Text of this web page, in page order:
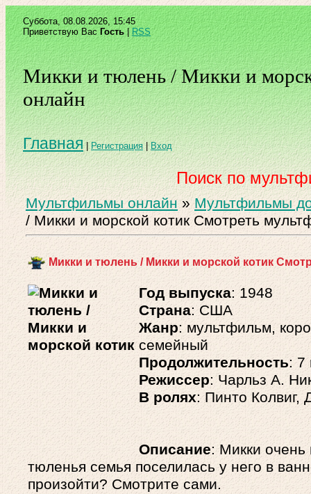
Суббота, 08.08.2026, 15:45
Приветствую Вас Гость| RSS
Микки и тюлень / Микки и
онлайн
Главная| Регистрация| Вход
Поиск по
Мультфильмы онлайн »Мультфильмы
/ Микки и морской котик Смотреть
Микки и тюлень / Микки и морской котик
Год выпуска: 1948
Страна: США
Жанр: мультфильм,
семейный
Продолжительность: 7
Режиссер: Чарльз А.
В ролях: Пинто
Описание: Микки
тюленья семья поселилась у него в
произойти? Смотрите сами.